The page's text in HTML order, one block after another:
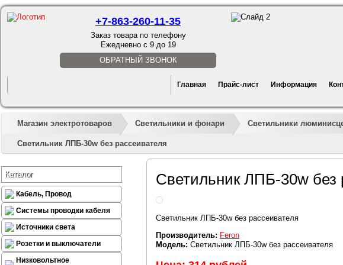
+7-863-260-11-35
Заказ товара по телефону
Ежедневно с 9 до 19
ОБРАТНЫЙ ЗВОНОК
Главная Прайс-лист Информация
Магазин электротоваров Светильники и фонари Светильники
Светильник ЛПБ-30w без рассеивателя
Каталог
Кабель, Провод
Системы проводки кабеля
Источники света
Розетки и выключатели
Низковольтное
Светильник ЛПБ-30w без
Светильник ЛПБ-30w без рассеивателя
Производитель: Feron
Модель: Светильник ЛПБ-30w без рассеивателя